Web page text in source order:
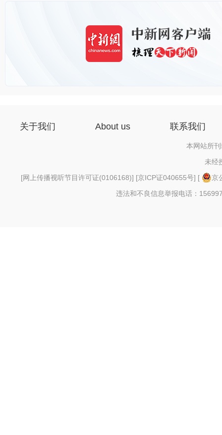
关于我们 About us 联系我们
本网站所
未经
[网上传播视听节目许可证(0106168)] [京ICP证040655号] [
京
违法和不良信息举报电话：